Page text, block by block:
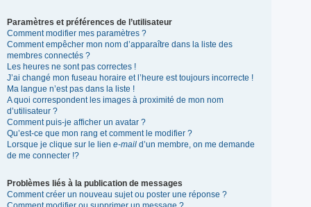
Paramètres et préférences de l’utilisateur
Comment modifier mes paramètres ?
Comment empêcher mon nom d’apparaître dans la liste des
membres connectés ?
Les heures ne sont pas correctes !
J’ai changé mon fuseau horaire et l’heure est toujours incorrecte !
Ma langue n’est pas dans la liste !
A quoi correspondent les images à proximité de mon nom
d’utilisateur ?
Comment puis-je afficher un avatar ?
Qu’est-ce que mon rang et comment le modifier ?
Lorsque je clique sur le lien e-mail d’un membre, on me demande
de me connecter !?
Problèmes liés à la publication de messages
Comment créer un nouveau sujet ou poster une réponse ?